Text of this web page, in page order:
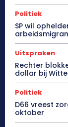
Politiek
SP wil
Uitspraken
Rechter
dollar bij Witte
Politiek
D66 vreest
oktober